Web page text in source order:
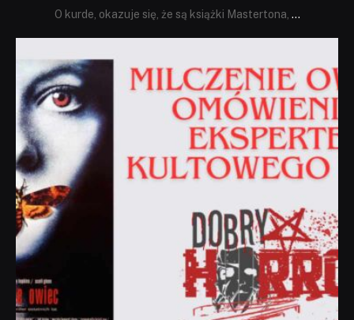
O kurde, okazuje się, że są książki Mastertona, ...